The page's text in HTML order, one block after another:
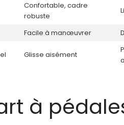
Confortable, cadre
robuste
Facile à manœuvrer
Glisse aisément
à